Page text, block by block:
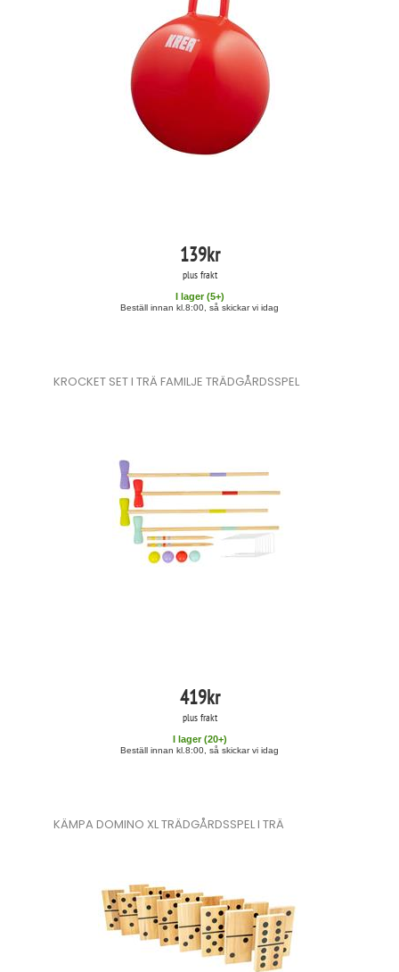
139kr
plus frakt
I lager (5+)
Beställ innan kl.8:00, så skickar vi idag
KROCKET SET I TRÄ FAMILJE TRÄDGÅRDSSPEL
419kr
plus frakt
I lager (20+)
Beställ innan kl.8:00, så skickar vi idag
KÄMPA DOMINO XL TRÄDGÅRDSSPEL I TRÄ